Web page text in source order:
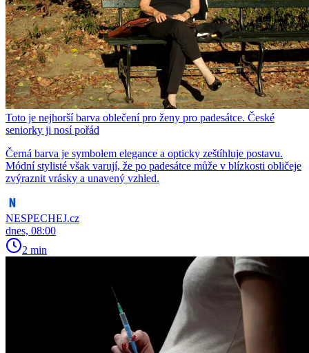
Toto je nejhorší barva oblečení pro ženy pro padesátce. České
seniorky ji nosí pořád
Černá barva je symbolem elegance a opticky zeštíhluje postavu.
Módní stylisté však varují, že po padesátce může v blízkosti obličeje
zvýraznit vrásky a unavený vzhled.
NESPECHEJ.cz
dnes, 08:00
2 min